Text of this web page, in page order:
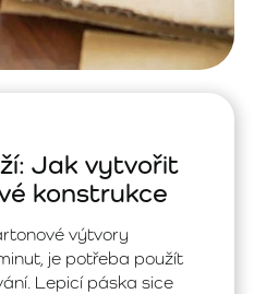
Jak vytvořit
konstrukce
výtvory
je potřeba použít
Lepicí páska sice